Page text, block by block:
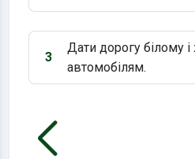
Варіант 3:
3
Дати дорогу білому
автомобілям.